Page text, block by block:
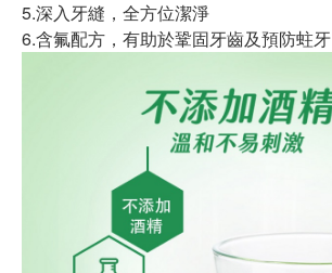
5.深入牙縫，全方位潔淨
6.含氟配方，有助於鞏固牙齒及預防蛀牙